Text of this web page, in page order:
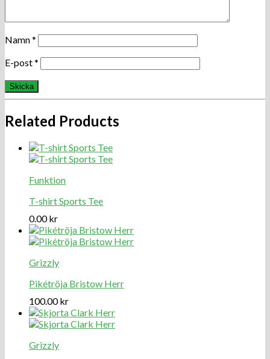
Namn*
E-post*
Related Products
Funktion
T-shirt Sports Tee
0.00kr
Grizzly
Pikétröja Bristow Herr
100.00kr
Grizzly